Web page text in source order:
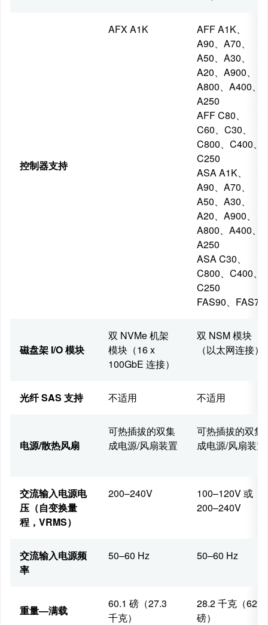
控制器支持
AFX A1K
AFF A1K、
A90、A70、
A50、A30、
A20、A900、
A800、A400、
A250
AFF C80、
C60、C30、
C800、C400、
C250
ASA A1K、
A90、A70、
A50、A30、
A20、A900、
A800、A400、
A250
ASA C30、
C800、C400、
C250
FAS90、FAS70
磁盘架 I/O 模块
双 NVMe 机架
模块（16 x
100GbE 连接）
双 NSM 模块
（以太网连接）
光纤 SAS 支持 不适用 不适用
电源/散热风扇
可热插拔的双集
成电源/风扇装置
可热插拔的双集
成电源/风扇装置
交流输入电源电
压（自变换量
程，VRMS）
200–240V
100–120V 或
200–240V
交流输入电源频
率
50–60 Hz 50–60 Hz
重量—满载
60.1 磅（27.3
千克）
28.2 千克（62.2
磅）